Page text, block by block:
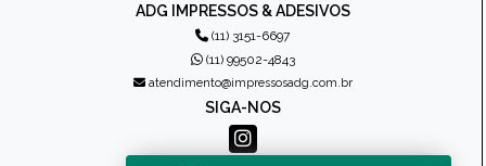
ADG IMPRESSOS & ADESIVOS
(11) 3151-6697
(11) 99502-4843
atendimento@impressosadg.com.br
SIGA-NOS